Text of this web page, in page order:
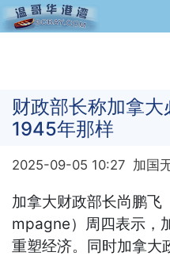
财政部长称加拿
1945年那样
2025-09-05 10:27 加国
加拿大财政部长尚鹏
mpagne）周四表示，
重塑经济。同时加拿大